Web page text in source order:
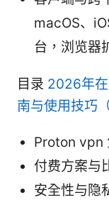
macOS、
台，浏览器
目录 2026年
南与使用技巧
Proton vpn
付费方案与
安全性与隐